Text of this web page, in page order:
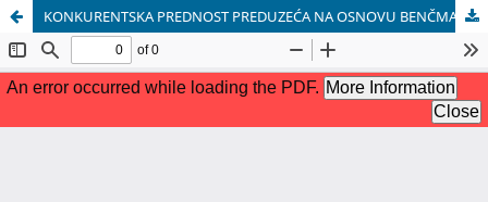
KONKURENTSKA PREDNOST PREDUZEĆA NA OSNOVU BENČMARKING ANALIZE POSLOVANJA